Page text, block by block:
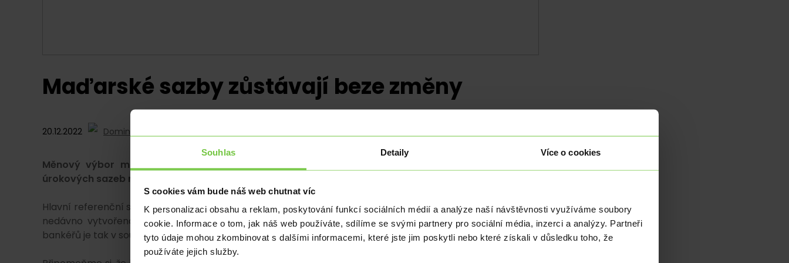
Souhlas Detaily Více o cookies
S cookies vám bude náš web chutnat víc
K personalizaci obsahu a reklam, poskytování funkcí sociálních médií a analýze naší návštěvnosti využíváme soubory
cookie. Informace o tom, jak náš web používáte, sdílíme se svými partnery pro sociální média, inzerci a analýzy. Partneři
tyto údaje mohou zkombinovat s dalšími informacemi, které jste jim poskytli nebo které získali v důsledku toho, že
používáte jejich služby.
Maďarské sazby zůstávají beze změny
20.12.2022 Dominik Hudák
Měnový výbor maďarské centrální banky (MNB) si na dnešním zasedání odsouhlasil ponechání
úrokových sazeb na stávajících úrovních.
Hlavní referenční sazba se tak nachází stále na úrovni 13 %, depozitní sazba na 12,5 %. Beze změny zůstala i
nedávno vytvořená jednodenní depozitní facilita s úrokovou sazbou 18 %. Výsledek jednání centrálních
bankéřů je tak v souladu s očekáváním trhu a předchozími signály centrální banky.